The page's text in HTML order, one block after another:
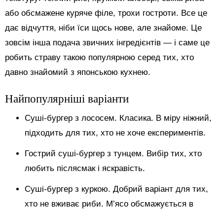
або обсмажене куряче філе, трохи гостроти. Все це
дає відчуття, ніби їси щось нове, але знайоме. Це
зовсім інша подача звичних інгредієнтів — і саме це
робить страву такою популярною серед тих, хто
давно знайомий з японською кухнею.
Найпопулярніші варіанти
Суші-бургер з лососем. Класика. В міру ніжний,
підходить для тих, хто не хоче експериментів.
Гострий суші-бургер з тунцем. Вибір тих, хто
любить післясмак і яскравість.
Суші-бургер з куркою. Добрий варіант для тих,
хто не вживає риби. М’ясо обсмажується в